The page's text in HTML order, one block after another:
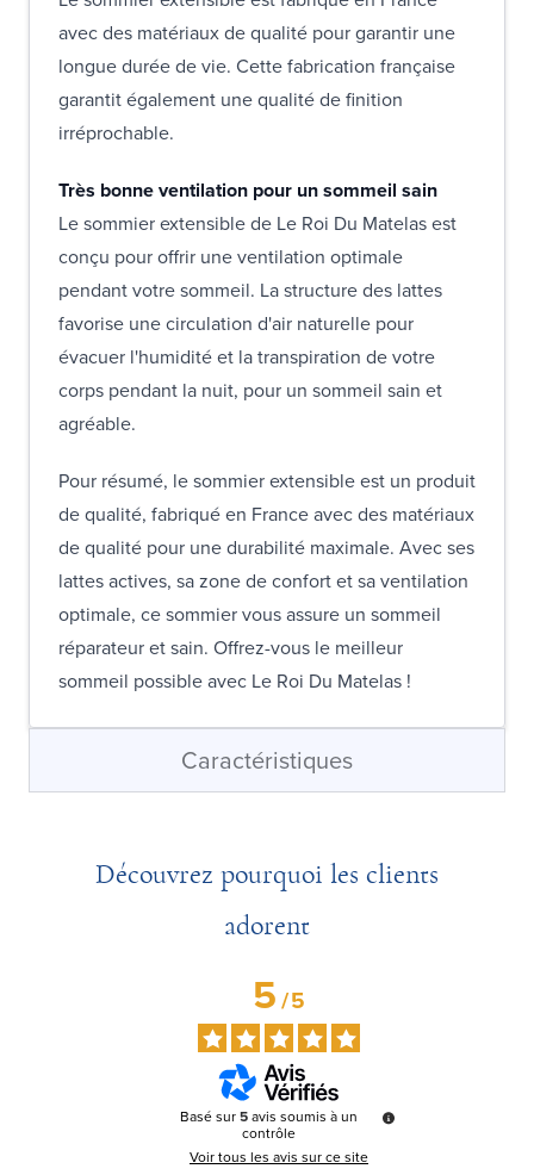
avec des matériaux de qualité pour garantir une
longue durée de vie. Cette fabrication française
garantit également une qualité de finition
irréprochable.
Très bonne ventilation pour un sommeil sain
Le sommier extensible de Le Roi Du Matelas est
conçu pour offrir une ventilation optimale
pendant votre sommeil. La structure des lattes
favorise une circulation d'air naturelle pour
évacuer l'humidité et la transpiration de votre
corps pendant la nuit, pour un sommeil sain et
agréable.
Pour résumé, le sommier extensible est un produit
de qualité, fabriqué en France avec des matériaux
de qualité pour une durabilité maximale. Avec ses
lattes actives, sa zone de confort et sa ventilation
optimale, ce sommier vous assure un sommeil
réparateur et sain. Offrez-vous le meilleur
sommeil possible avec Le Roi Du Matelas !
Caractéristiques
Découvrez pourquoi les clients
adorent
5/5
Basé sur5avis soumis à un
contrôle
Voir tous les avis sur ce site